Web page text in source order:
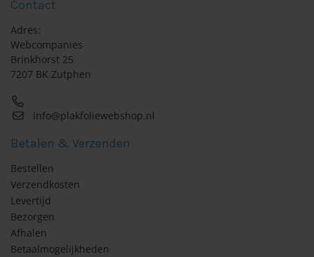
Contact
Adres:
Webcompanies
Brinkhorst 25
7207 BK Zutphen
info@plakfoliewebshop.nl
Betalen & Verzenden
Bestellen
Verzendkosten
Levertijd
Bezorgen
Afhalen
Betaalmogelijkheden